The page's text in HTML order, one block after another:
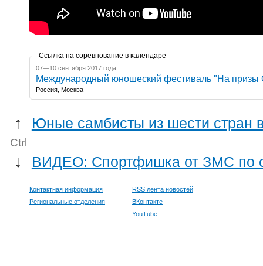
Ссылка на соревнование в календаре
07—10 сентября 2017 года
Международный юношеский фестиваль "На
Россия, Москва
↑ Юные самбисты из шести стран
Ctrl
↓ ВИДЕО: Спортфишка от ЗМС по
Контактная информация
Региональные отделения
RSS лента новостей
ВКонтакте
YouTube